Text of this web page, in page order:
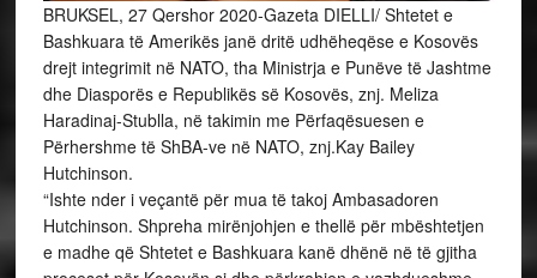
BRUKSEL, 27 Qershor 2020-Gazeta DIELLI/ Shtetet e
Bashkuara të Amerikës janë dritë udhëheqëse e Kosovës
drejt integrimit në NATO, tha Ministrja e Punëve të Jashtme
dhe Diasporës e Republikës së Kosovës, znj. Meliza
Haradinaj-Stublla, në takimin me Përfaqësuesen e
Përhershme të ShBA-ve në NATO, znj.Kay Bailey
Hutchinson.
“Ishte nder i veçantë për mua të takoj Ambasadoren
Hutchinson. Shpreha mirënjohjen e thellë për mbështetjen
e madhe që Shtetet e Bashkuara kanë dhënë në të gjitha